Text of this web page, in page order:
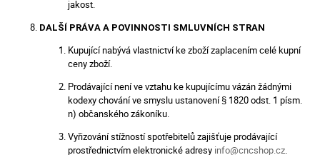
jakost.
DALŠÍ PRÁVA A POVINNOSTI SMLUVNÍCH STRAN
Kupující nabývá vlastnictví ke zboží zaplacením celé kupní
ceny zboží.
Prodávající není ve vztahu ke kupujícímu vázán žádnými
kodexy chování ve smyslu ustanovení § 1820 odst. 1 písm.
n) občanského zákoníku.
Vyřizování stížností spotřebitelů zajišťuje prodávající
prostřednictvím elektronické adresy info@cncshop.cz